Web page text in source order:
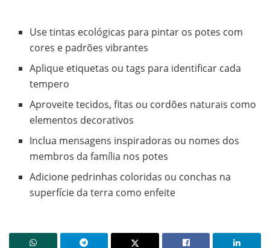
Use tintas ecológicas para pintar os potes com
cores e padrões vibrantes
Aplique etiquetas ou tags para identificar cada
tempero
Aproveite tecidos, fitas ou cordões naturais como
elementos decorativos
Inclua mensagens inspiradoras ou nomes dos
membros da família nos potes
Adicione pedrinhas coloridas ou conchas na
superfície da terra como enfeite